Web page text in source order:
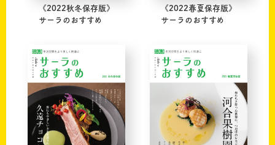
《2022秋冬保存版》
サーラのおすすめ
《2022春夏保存版》
サーラのおすすめ